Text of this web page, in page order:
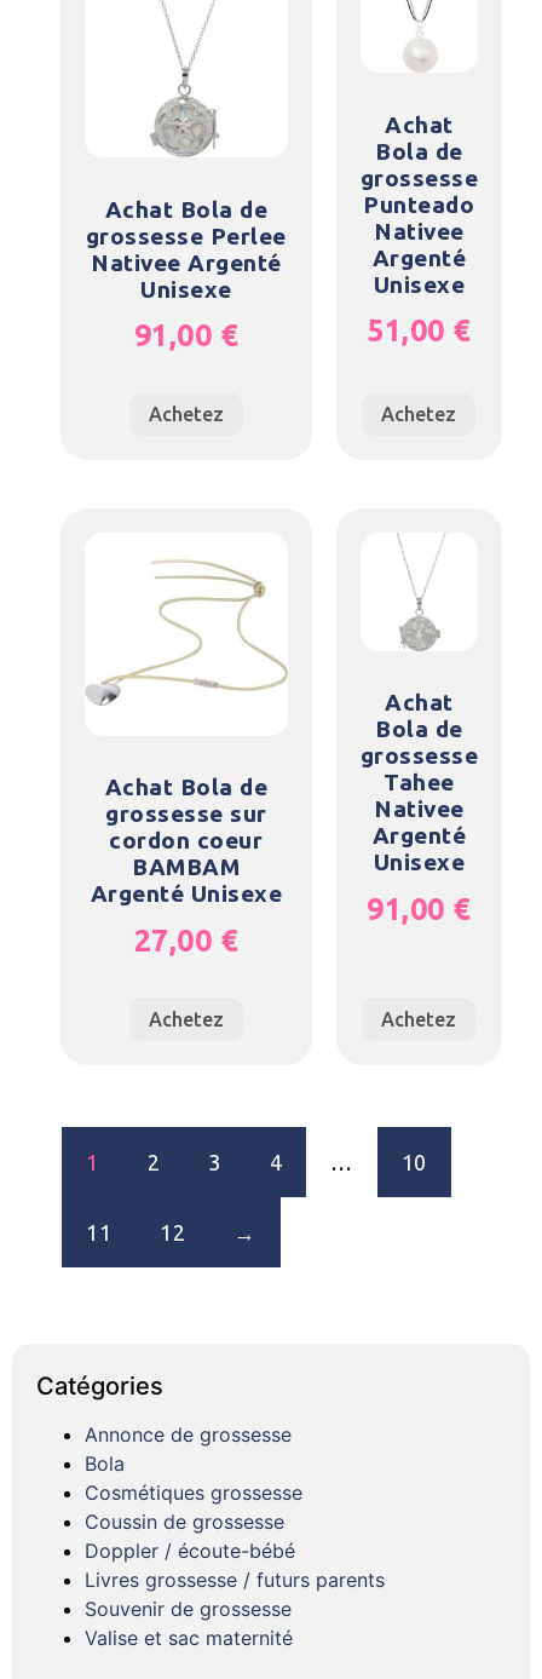
Achat Bola de
grossesse Perlee
Nativee Argenté
Unisexe
91,00 €
Achetez
Achat
Bola de
grossesse
Punteado
Nativee
Argenté
Unisexe
51,00 €
Achetez
Achat Bola de
grossesse sur
cordon coeur
BAMBAM
Argenté Unisexe
27,00 €
Achetez
Achat
Bola de
grossesse
Tahee
Nativee
Argenté
Unisexe
91,00 €
Achetez
1 2 3 4 … 10
11 12 →
Catégories
Annonce de grossesse
Bola
Cosmétiques grossesse
Coussin de grossesse
Doppler / écoute-bébé
Livres grossesse / futurs parents
Souvenir de grossesse
Valise et sac maternité